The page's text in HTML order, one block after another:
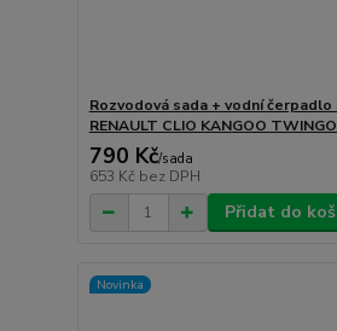
Rozvodová sada + vodní čerpadlo
RENAULT CLIO KANGOO
790 Kč/sada
653 Kč bez DPH
Přidat do
Novinka